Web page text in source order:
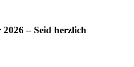
– Seid herzlich